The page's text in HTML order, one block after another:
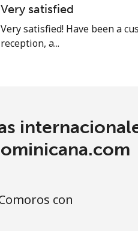
111 min por ⁦$5⁩
312 min por ⁦$5⁩
102 min por ⁦$5⁩
Very satisfied
Very satisfied! Have been a
reception, a...
con